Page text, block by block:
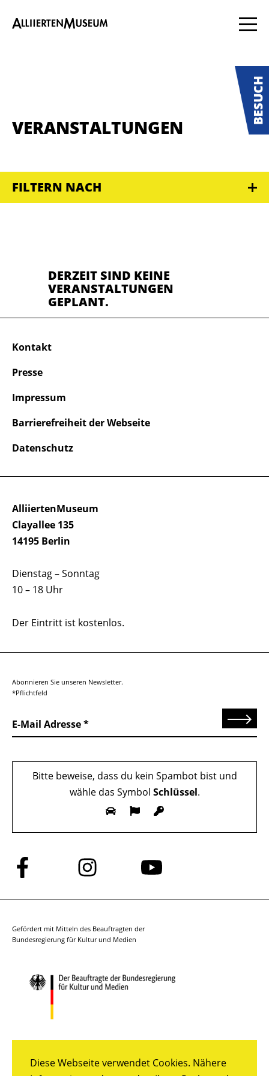
Diese Webseite verwendet Cookies. Nähere
VERANSTALTUNGEN
FILTERN NACH
DERZEIT SIND KEINE
VERANSTALTUNGEN
GEPLANT.
AlliiertenMuseum
Clayallee 135
14195 Berlin
Dienstag – Sonntag
10 – 18 Uhr
Der Eintritt ist kostenlos.
Kontakt
Presse
Impressum
Barrierefreiheit der Webseite
Datenschutz
Abonnieren Sie unseren Newsletter.
*Pflichtfeld
E-Mail Adresse Senden
Bitte beweise, dass du kein Spambot bist und
wähle das Symbol Schlüssel.
Folge
uns
auf
Folge
uns
auf
Folge
auf
Gefördert mit Mitteln des Beauftragten der
Bundesregierung für Kultur und Medien